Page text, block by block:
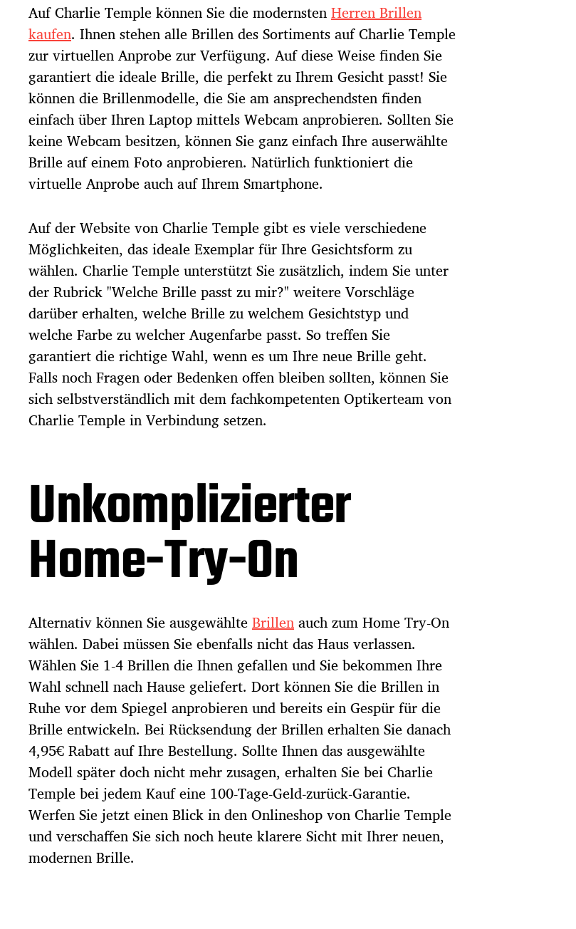
Auf Charlie Temple können Sie die modernstenHerren Brillen
kaufen. Ihnen stehen alle Brillen des Sortiments auf Charlie Temple
zur virtuellen Anprobe zur Verfügung. Auf diese Weise finden Sie
garantiert die ideale Brille, die perfekt zu Ihrem Gesicht passt! Sie
können die Brillenmodelle, die Sie am ansprechendsten finden
einfach über Ihren Laptop mittels Webcam anprobieren. Sollten Sie
keine Webcam besitzen, können Sie ganz einfach Ihre auserwählte
Brille auf einem Foto anprobieren. Natürlich funktioniert die
virtuelle Anprobe auch auf Ihrem Smartphone.
Auf der Website von Charlie Temple gibt es viele verschiedene
Möglichkeiten, das ideale Exemplar für Ihre Gesichtsform zu
wählen. Charlie Temple unterstützt Sie zusätzlich, indem Sie unter
der Rubrick "Welche Brille passt zu mir?" weitere Vorschläge
darüber erhalten, welche Brille zu welchem Gesichtstyp und
welche Farbe zu welcher Augenfarbe passt. So treffen Sie
garantiert die richtige Wahl, wenn es um Ihre neue Brille geht.
Falls noch Fragen oder Bedenken offen bleiben sollten, können Sie
sich selbstverständlich mit dem fachkompetenten Optikerteam von
Charlie Temple in Verbindung setzen.
Unkomplizierter
Home-Try-On
Alternativ können Sie ausgewählteBrillenauch zum Home Try-On
wählen. Dabei müssen Sie ebenfalls nicht das Haus verlassen.
Wählen Sie 1-4 Brillen die Ihnen gefallen und Sie bekommen Ihre
Wahl schnell nach Hause geliefert. Dort können Sie die Brillen in
Ruhe vor dem Spiegel anprobieren und bereits ein Gespür für die
Brille entwickeln. Bei Rücksendung der Brillen erhalten Sie danach
4,95€ Rabatt auf Ihre Bestellung. Sollte Ihnen das ausgewählte
Modell später doch nicht mehr zusagen, erhalten Sie bei Charlie
Temple bei jedem Kauf eine 100-Tage-Geld-zurück-Garantie.
Werfen Sie jetzt einen Blick in den Onlineshop von Charlie Temple
und verschaffen Sie sich noch heute klarere Sicht mit Ihrer neuen,
modernen Brille.